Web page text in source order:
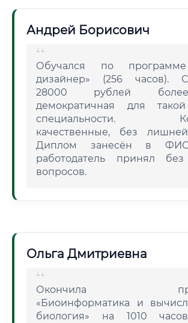
Андрей Борисович
Обучался по
дизайнер» (256 часов).
28000 рублей
демократичная для
специальности.
качественные, без
Диплом занесён в
работодатель принял
вопросов.
Ольга Дмитриевна
Окончила
«Биоинформатика и
биология» на 1010